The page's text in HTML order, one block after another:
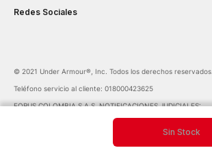
Sin Stock
Redes Sociales
©️ 2021 Under Armour®️, Inc. Todos los derechos reservados.
Teléfono servicio al cliente: 018000423625
FORUS COLOMBIA S.A.S. NOTIFICACIONES JUDICIALES: